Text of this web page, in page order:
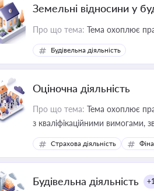
Земельні відносини у
Про що тема: Тема охоплює
Будівельна діяльність
Оціночна діяльність
Про що тема: Тема охоплює
з кваліфікаційними вимогами,
медійних змін у цій сфері
приватизації, оренди
Страхова діяльність
Будівельна діяльність